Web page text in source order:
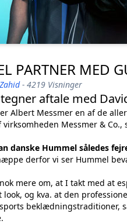
PARTNER MED
Zahid- 4219 Visninger
aftale med
Albert Messmer en af de
Messmer &
danske Hummel således
derfor vi ser Hummel
mere om, at I takt med at
look, og kva. at den
beklædningstraditioner,